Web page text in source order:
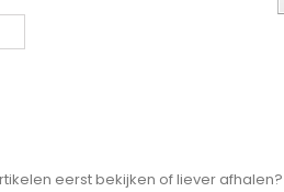
eerst bekijken of liever